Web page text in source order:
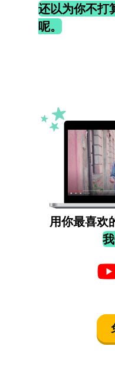
还以为你不打
呢。
用你最喜欢